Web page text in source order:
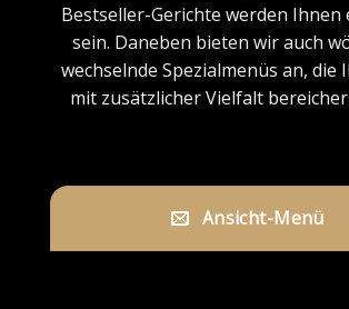
Bestseller-Gerichte werden Ihnen
sein. Daneben bieten wir auch
wechselnde Spezialmenüs an, die
mit zusätzlicher Vielfalt
Ansicht-Menü